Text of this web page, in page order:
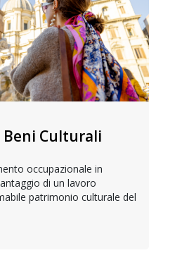
Beni Culturali
occupazionale in
di un lavoro
patrimonio culturale del